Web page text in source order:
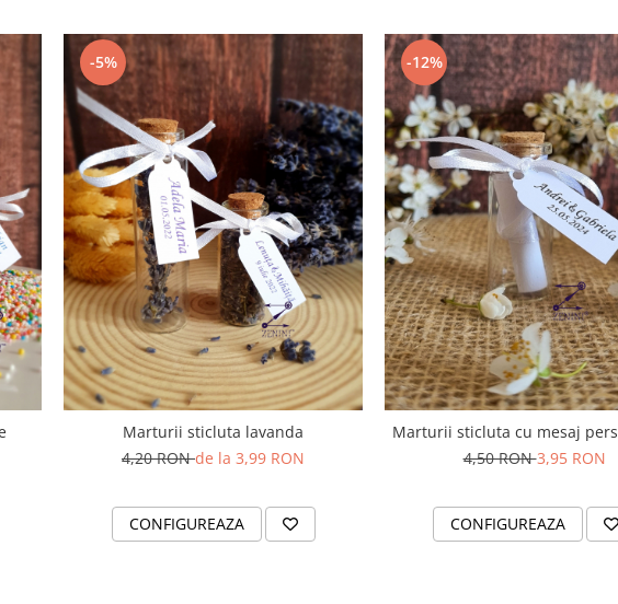
-5%
Marturii sticluta lavanda
4,20 RONde la 3,99 RON
CONFIGUREAZA
-12%
Marturii sticluta cu mesaj
4,50 RON3,95 RON
CONFIGUREAZA